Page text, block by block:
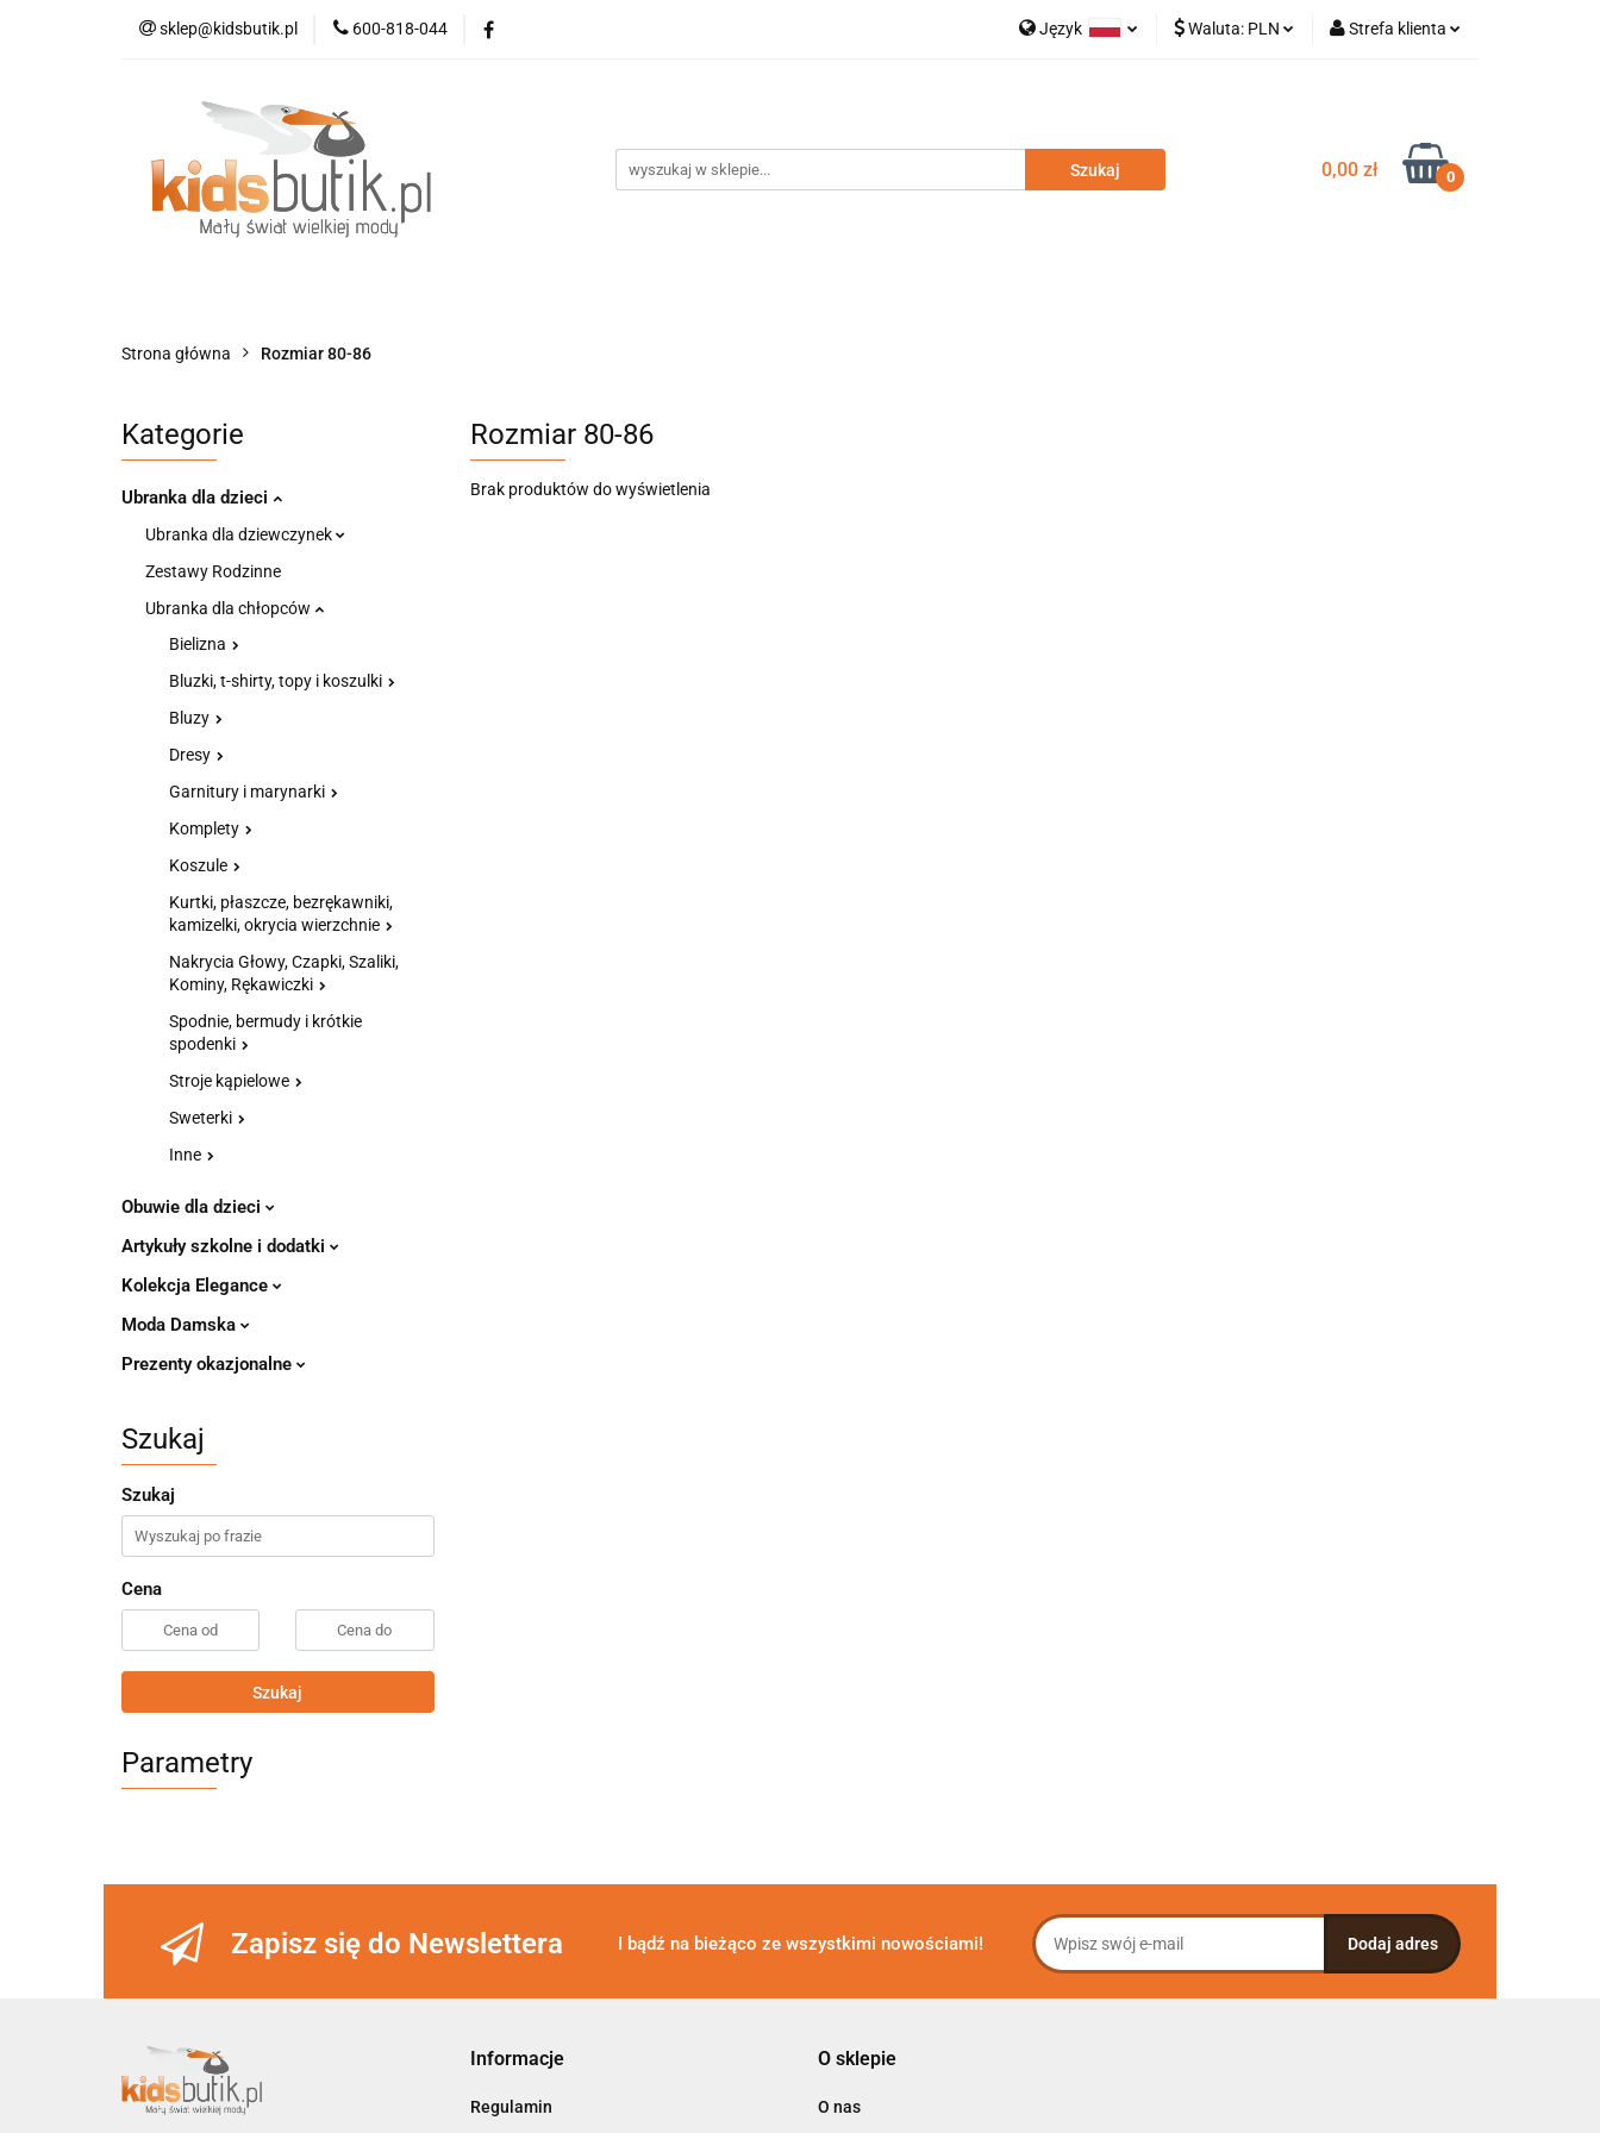
sklep@kidsbutik.pl 600-818-044 Język Waluta: PLN Strefa klienta
Dodaj zgłoszenie
0,00 zł 0
Kategorie Zestawy rodzinne
Strona główna Rozmiar 80-86
Kategorie
Ubranka dla dzieci
Ubranka dla dziewczynek
Zestawy Rodzinne
Ubranka dla chłopców
Bielizna
Bluzki, t-shirty, topy i koszulki
Bluzy
Dresy
Garnitury i marynarki
Komplety
Koszule
Kurtki, płaszcze, bezrękawniki,
kamizelki, okrycia wierzchnie
Nakrycia Głowy, Czapki, Szaliki,
Kominy, Rękawiczki
Spodnie, bermudy i krótkie
spodenki
Stroje kąpielowe
Sweterki
Inne
Obuwie dla dzieci
Artykuły szkolne i dodatki
Kolekcja Elegance
Moda Damska
Prezenty okazjonalne
Szukaj
Szukaj
Cena
Szukaj
Parametry
Rozmiar 80-86
Brak produktów do wyświetlenia
Zapisz się do Newslettera I bądź na bieżąco ze wszystkimi nowościami!
Informacje
Regulamin
O sklepie
O nas